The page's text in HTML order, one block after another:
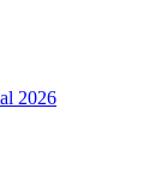
2026